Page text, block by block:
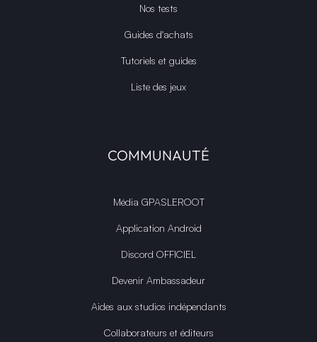
Nos tests
Guides d'achats
Tutoriels et guides
Liste des jeux
COMMUNAUTÉ
Média GPASLEROOT
Application Android
Discord OFFICIEL
Devenir Ambassadeur
Aides aux studios indépendants
Collaborateurs et éditeurs